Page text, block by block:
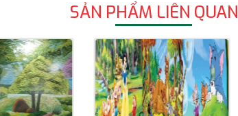
SẢN PHẨM LIÊN QUAN